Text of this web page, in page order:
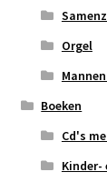
Orgel
Boeken
Cd's
Kinder-